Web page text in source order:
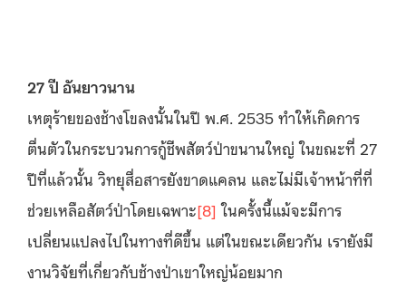
27ปี อันยาวนาน
เหตุร้ายของช้างโขลงนั้นในปี พ.ศ. 2535 ทำให้เกิดการ
ตื่นตัวในกระบวนการกู้ชีพสัตว์ป่าขนานใหญ่ ในขณะที่ 27
ปีที่แล้วนั้น วิทยุสื่อสารยังขาดแคลน และไม่มีเจ้าหน้าที่ที่
ช่วยเหลือสัตว์ป่าโดยเฉพาะ[8] ในครั้งนี้แม้จะมีการ
เปลี่ยนแปลงไปในทางที่ดีขึ้น แต่ในขณะเดียวกัน เรายังมี
งานวิจัยที่เกี่ยวกับช้างป่าเขาใหญ่น้อยมาก